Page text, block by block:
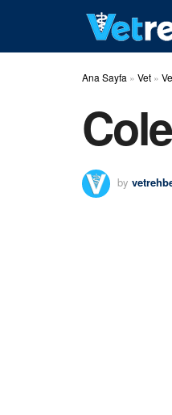
Ana Sayfa » Vet »
by